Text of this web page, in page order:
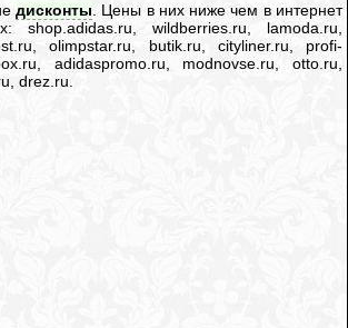
дисконты. Цены в них ниже чем в интернет
shop.adidas.ru, wildberries.ru, lamoda.ru,
olimpstar.ru, butik.ru, cityliner.ru, profi-
adidaspromo.ru, modnovse.ru, otto.ru,
drez.ru.